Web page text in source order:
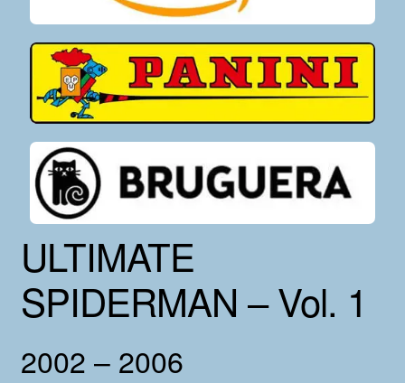
ULTIMATE
SPIDERMAN – Vol. 1
2002 – 2006